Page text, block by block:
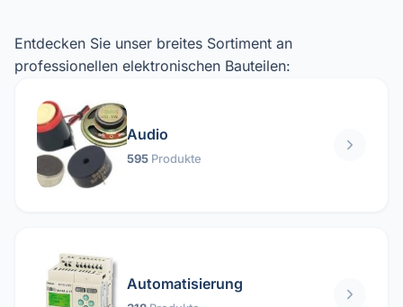
Entdecken Sie unser breites Sortiment an
professionellen elektronischen Bauteilen:
Audio
595 Produkte
Automatisierung